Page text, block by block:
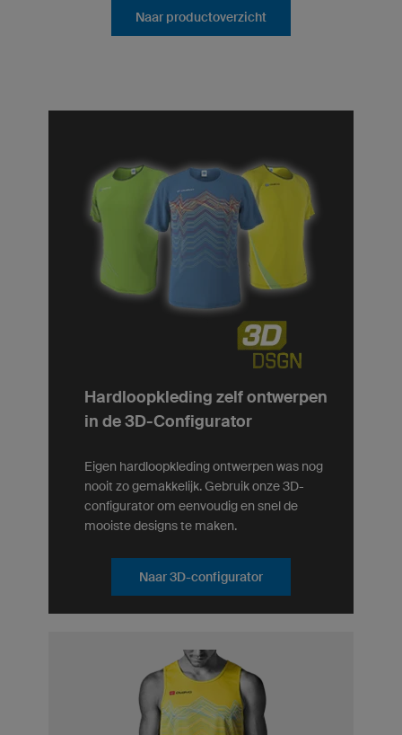
Naar productoverzicht
Hardloopkleding zelf ontwerpen
in de 3D-Configurator
Eigen hardloopkleding ontwerpen was nog
nooit zo gemakkelijk. Gebruik onze 3D-
configurator om eenvoudig en snel de
mooiste designs te maken.
Naar 3D-configurator